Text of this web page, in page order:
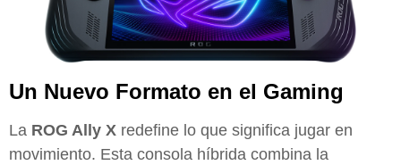
Un Nuevo Formato en el Gaming
La ROG Ally X redefine lo que significa jugar en
movimiento. Esta consola híbrida combina la